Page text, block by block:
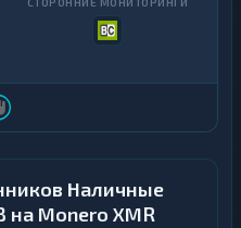
Наличные
на Monero XMR